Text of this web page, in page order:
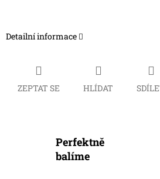
Detailní informace
ZEPTAT SE HLÍDAT
Perfektně
balíme